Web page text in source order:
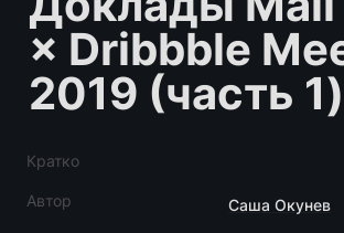
× Dribbble
2019 (часть 1)
Кратко
Автор Саша Окунев